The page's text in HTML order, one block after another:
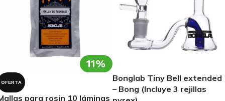
11%
OFERTA
para rosin 10 láminas
Bonglab Tiny Bell extended
– Bong (Incluye 3 rejillas